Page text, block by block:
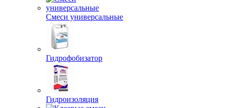
Смеси универсальные
Гидрофобизатор
Гидроизоляция